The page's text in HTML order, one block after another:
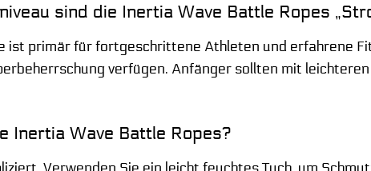
sind die Inertia Wave Battle Ropes
ist primär für fortgeschrittene Athleten und erfahrene
verfügen. Anfänger sollten mit
Inertia Wave Battle Ropes?